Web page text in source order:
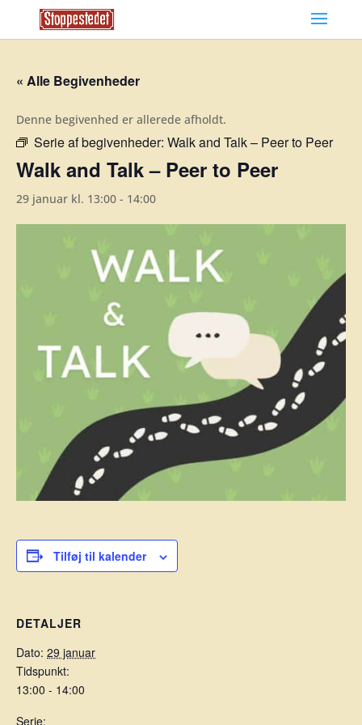
« Alle Begivenheder
Denne begivenhed er allerede afholdt.
Serie af begivenheder: Walk and Talk – Peer to Peer
Walk and Talk – Peer to Peer
29 januar kl. 13:00 - 14:00
Tilføj til kalender
DETALJER
Dato: 29 januar
Tidspunkt:
13:00 - 14:00
Serie: